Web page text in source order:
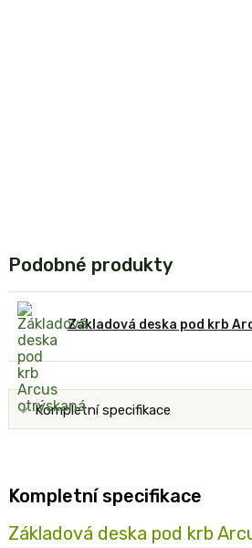
Podobné produkty
Základová deska pod krb
Kompletní specifikace
Kompletní specifikace
Základová deska pod krb